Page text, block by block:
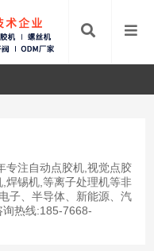
专注自动点胶机,视觉点胶
焊锡机,等离子处理机等非
子、半导体、新能源、汽
热线:185-7668-